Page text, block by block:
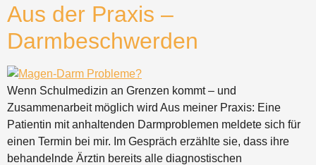
Aus der Praxis –
Darmbeschwerden
Wenn Schulmedizin an Grenzen kommt – und
Zusammenarbeit möglich wird Aus meiner Praxis: Eine
Patientin mit anhaltenden Darmproblemen meldete sich für
einen Termin bei mir. Im Gespräch erzählte sie, dass ihre
behandelnde Ärztin bereits alle diagnostischen